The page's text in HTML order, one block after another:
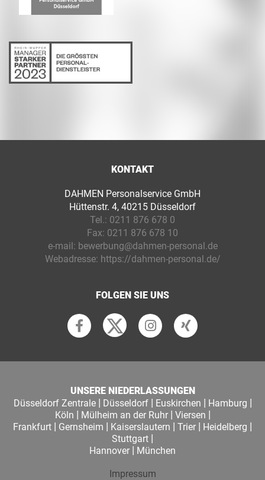
KONTAKT
DAHMEN Personalservice GmbH
Hüttenstr. 4, 40215 Düsseldorf
Tel.: 0211 876 678 0
Fax: 0211 876 678 10
e-mail: bewerbung@dahmen-personal.de
Webadresse: https://dahmen-personal.de/
FOLGEN SIE UNS
UNSERE NIEDERLASSUNGEN
Düsseldorf Zentrale| Düsseldorf| Euskirchen | Hamburg |
Köln | Mülheim an der Ruhr| Viersen |
Frankfurt | Gernsheim | Kaiserslautern | Trier | Heidelberg |
Stuttgart |
Hannover | München
Impressum